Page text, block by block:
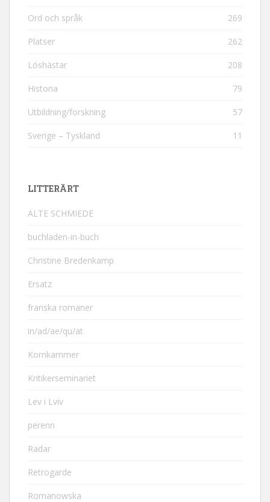
Ord och språk 269
Platser 262
Löshästar 208
Historia 79
Utbildning/forskning 57
Sverige – Tyskland 11
LITTERÄRT
ALTE SCHMIEDE
buchladen-in-buch
Christine Bredenkamp
Ersatz
franska romaner
in/ad/ae/qu/at
Kornkammer
Kritikerseminariet
Lev i Lviv
perenn
Radar
Retrogarde
Romanowska